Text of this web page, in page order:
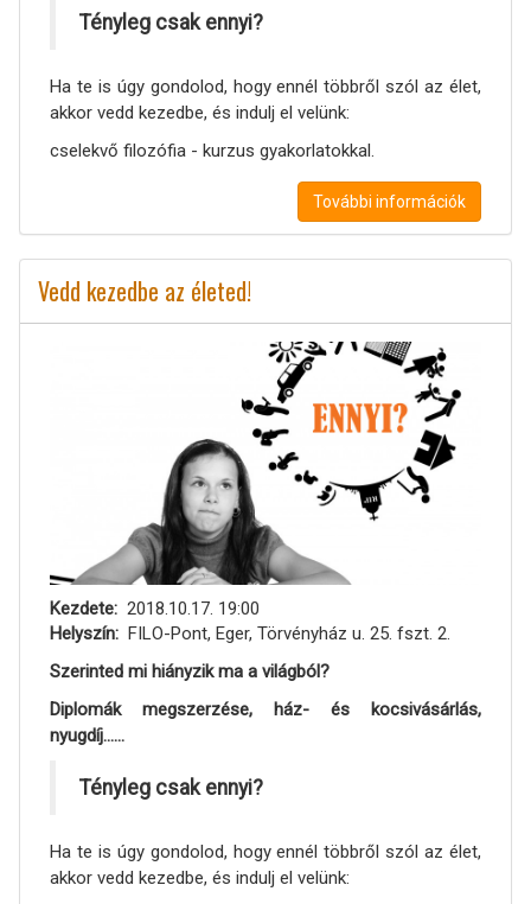
Tényleg csak ennyi?
Ha te is úgy gondolod, hogy ennél többről szól az élet,
akkor vedd kezedbe, és indulj el velünk:
cselekvő filozófia - kurzus gyakorlatokkal.
További információk
Vedd kezedbe az életed!
Kezdete
2018.10.17. 19:00
Helyszín
FILO-Pont, Eger, Törvényház u. 25. fszt. 2.
Szerinted mi hiányzik ma a világból?
Diplomák megszerzése, ház- és kocsivásárlás,
nyugdíj......
Tényleg csak ennyi?
Ha te is úgy gondolod, hogy ennél többről szól az élet,
akkor vedd kezedbe, és indulj el velünk: